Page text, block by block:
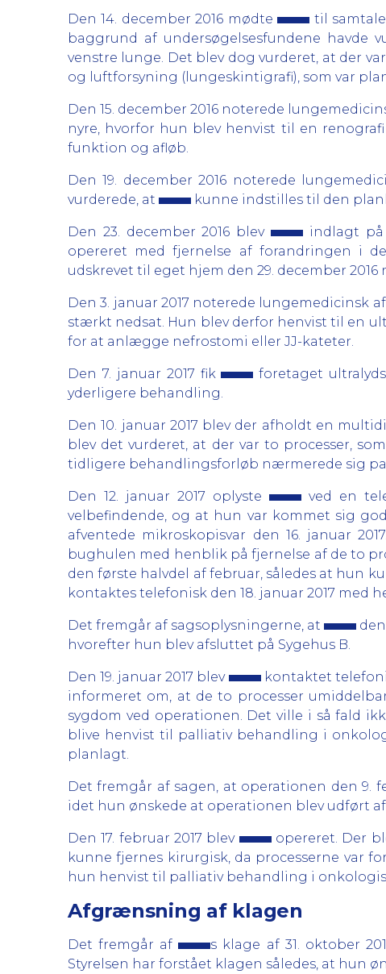
Den 14. december 2016 mødte
til
baggrund af undersøgelsesfundene havde
venstre lunge. Det blev dog vurderet, at der
og luftforsyning (lungeskintigrafi), som var
Den 15. december 2016 noterede
nyre, hvorfor hun blev henvist til en
funktion og afløb.
Den 19. december 2016 noterede
vurderede, at
kunne indstilles til den
Den 23. december 2016 blev
indlagt på
opereret med fjernelse af forandringen i
udskrevet til eget hjem den 29. december
Den 3. januar 2017 noterede lungemedicinsk
stærkt nedsat. Hun blev derfor henvist til en
for at anlægge nefrostomi eller JJ-kateter.
Den 7. januar 2017 fik
foretaget
yderligere behandling.
Den 10. januar 2017 blev der afholdt en
blev det vurderet, at der var to processer,
tidligere behandlingsforløb nærmerede sig
Den 12. januar 2017 oplyste
ved en
velbefindende, og at hun var kommet sig
afventede mikroskopisvar den 16. januar
bughulen med henblik på fjernelse af de to
den første halvdel af februar, således at hun
kontaktes telefonisk den 18. januar 2017
Det fremgår af sagsoplysningerne, at
hvorefter hun blev afsluttet på Sygehus B.
Den 19. januar 2017 blev
kontaktet
informeret om, at de to processer
sygdom ved operationen. Det ville i så fald
blive henvist til palliativ behandling i
planlagt.
Det fremgår af sagen, at operationen den 9.
idet hun ønskede at operationen blev udført
Den 17. februar 2017 blev
opereret. Der
kunne fjernes kirurgisk, da processerne var
hun henvist til palliativ behandling i
Afgrænsning af klagen
Det fremgår af
s klage af 31. oktober
Styrelsen har forstået klagen således, at hun